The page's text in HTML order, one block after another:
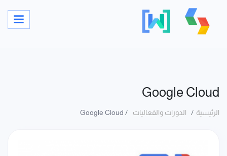
Google Cloud
الرئيسية الدورات والفعاليات